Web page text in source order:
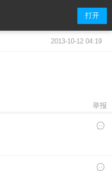
打开
2013-10-12 04:19
举报